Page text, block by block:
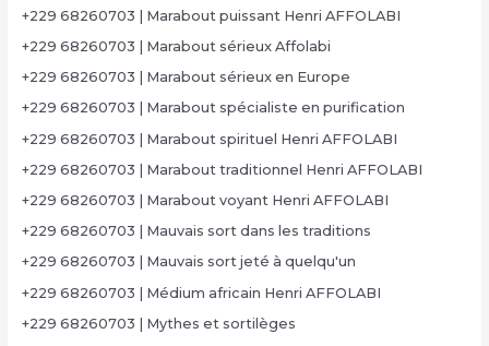
+229 68260703 | Marabout puissant Henri AFFOLABI
+229 68260703 | Marabout sérieux Affolabi
+229 68260703 | Marabout sérieux en Europe
+229 68260703 | Marabout spécialiste en purification
+229 68260703 | Marabout spirituel Henri AFFOLABI
+229 68260703 | Marabout traditionnel Henri AFFOLABI
+229 68260703 | Marabout voyant Henri AFFOLABI
+229 68260703 | Mauvais sort dans les traditions
+229 68260703 | Mauvais sort jeté à quelqu'un
+229 68260703 | Médium africain Henri AFFOLABI
+229 68260703 | Mythes et sortilèges